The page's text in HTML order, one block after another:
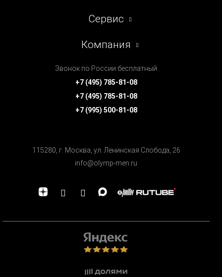
Сервис
Компания
Звонок по России бесплатный
+7 (495) 785-81-08
+7 (495) 785-81-08
+7 (995) 500-81-08
115280, г. Москва, ул. Ленинская Cлобода, 26
info@olymp-men.ru